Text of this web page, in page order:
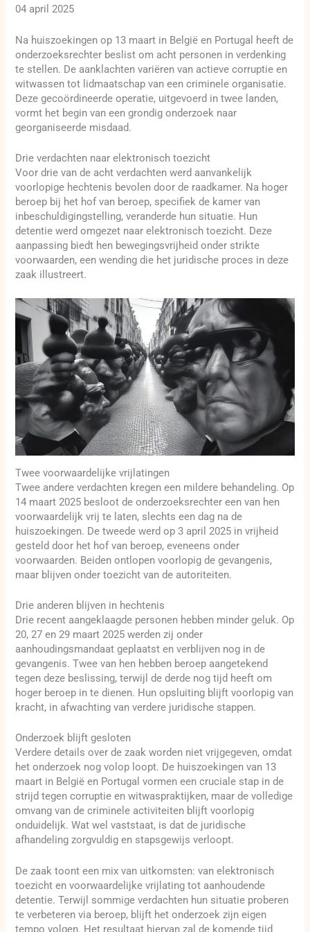
04 april 2025
Na huiszoekingen op 13 maart in België en Portugal heeft de
onderzoeksrechter beslist om acht personen in verdenking
te stellen. De aanklachten variëren van actieve corruptie en
witwassen tot lidmaatschap van een criminele organisatie.
Deze gecoördineerde operatie, uitgevoerd in twee landen,
vormt het begin van een grondig onderzoek naar
georganiseerde misdaad.
Drie verdachten naar elektronisch toezicht
Voor drie van de acht verdachten werd aanvankelijk
voorlopige hechtenis bevolen door de raadkamer. Na hoger
beroep bij het hof van beroep, specifiek de kamer van
inbeschuldigingstelling, veranderde hun situatie. Hun
detentie werd omgezet naar elektronisch toezicht. Deze
aanpassing biedt hen bewegingsvrijheid onder strikte
voorwaarden, een wending die het juridische proces in deze
zaak illustreert.
Twee voorwaardelijke vrijlatingen
Twee andere verdachten kregen een mildere behandeling. Op
14 maart 2025 besloot de onderzoeksrechter een van hen
voorwaardelijk vrij te laten, slechts een dag na de
huiszoekingen. De tweede werd op 3 april 2025 in vrijheid
gesteld door het hof van beroep, eveneens onder
voorwaarden. Beiden ontlopen voorlopig de gevangenis,
maar blijven onder toezicht van de autoriteiten.
Drie anderen blijven in hechtenis
Drie recent aangeklaagde personen hebben minder geluk. Op
20, 27 en 29 maart 2025 werden zij onder
aanhoudingsmandaat geplaatst en verblijven nog in de
gevangenis. Twee van hen hebben beroep aangetekend
tegen deze beslissing, terwijl de derde nog tijd heeft om
hoger beroep in te dienen. Hun opsluiting blijft voorlopig van
kracht, in afwachting van verdere juridische stappen.
Onderzoek blijft gesloten
Verdere details over de zaak worden niet vrijgegeven, omdat
het onderzoek nog volop loopt. De huiszoekingen van 13
maart in België en Portugal vormen een cruciale stap in de
strijd tegen corruptie en witwaspraktijken, maar de volledige
omvang van de criminele activiteiten blijft voorlopig
onduidelijk. Wat wel vaststaat, is dat de juridische
afhandeling zorgvuldig en stapsgewijs verloopt.
De zaak toont een mix van uitkomsten: van elektronisch
toezicht en voorwaardelijke vrijlating tot aanhoudende
detentie. Terwijl sommige verdachten hun situatie proberen
te verbeteren via beroep, blijft het onderzoek zijn eigen
tempo volgen. Het resultaat hiervan zal de komende tijd